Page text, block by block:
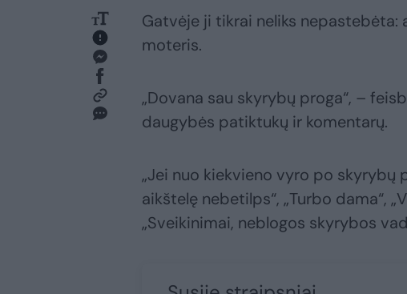
Gatvėje ji tikrai neliks nepastebėta:
moteris.
„Dovana sau skyrybų proga“, –
daugybės patiktukų ir komentarų.
„Jei nuo kiekvieno vyro po
aikštelę nebetilps“, „Turbo dama“,
„Sveikinimai, neblogos skyrybos